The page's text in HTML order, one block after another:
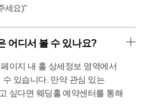
세요)"
어디서 볼 수 있나요?
이지 내 홀 상세정보 영역에서
있습니다. 만약 관심 있는
싶다면 웨딩홀 예약센터를 통해